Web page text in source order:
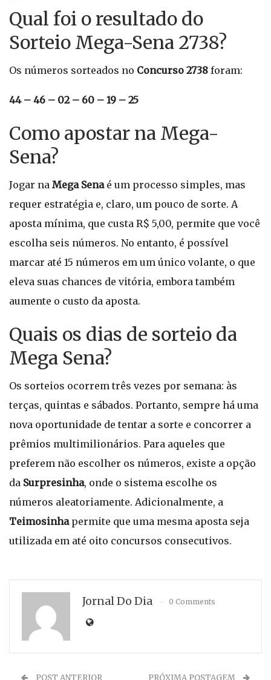
Qual foi o resultado do
Sorteio Mega-Sena 2738?
Os números sorteados no Concurso 2738 foram:
44 – 46 – 02 – 60 – 19 – 25
Como apostar na Mega-
Sena?
Jogar na Mega Senaé um processo simples, mas
requer estratégia e, claro, um pouco de sorte. A
aposta mínima, que custa R$ 5,00, permite que você
escolha seis números. No entanto, é possível
marcar até 15 números em um único volante, o que
eleva suas chances de vitória, embora também
aumente o custo da aposta.
Quais os dias de sorteio da
Mega Sena?
Os sorteios ocorrem três vezes por semana: às
terças, quintas e sábados. Portanto, sempre há uma
nova oportunidade de tentar a sorte e concorrer a
prêmios multimilionários. Para aqueles que
preferem não escolher os números, existe a opção
da Surpresinha, onde o sistema escolhe os
números aleatoriamente. Adicionalmente, a
Teimosinhapermite que uma mesma aposta seja
utilizada em até oito concursos consecutivos.
Jornal Do Dia 0 Comments
POST ANTERIOR PRÓXIMA POSTAGEM